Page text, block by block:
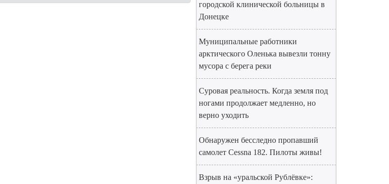
городской клинической больницы в
Донецке
Муниципальные работники
арктического Оленька вывезли тонну
мусора с берега реки
Суровая реальность. Когда земля под
ногами продолжает медленно, но
верно уходить
Обнаружен бесследно пропавший
самолет Cessna 182. Пилоты живы!
Взрыв на «уральской Рублёвке»: